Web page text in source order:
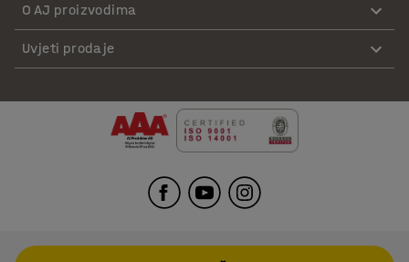
O AJ proizvodima
Uvjeti prodaje